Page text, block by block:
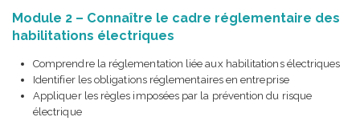
Module 2 – Connaître le cadre réglementaire des
habilitations électriques
Comprendre la réglementation liée aux habilitations électriques
Identifier les obligations réglementaires en entreprise
Appliquer les règles imposées par la prévention du risque
électrique